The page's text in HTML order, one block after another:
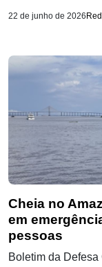
22 de junho de 2026
Cheia no
em
pessoas
Boletim da